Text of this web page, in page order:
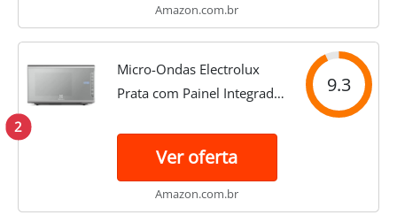
Amazon.com.br
2
Micro-Ondas Electrolux
Prata com Painel Integrado
9.3
Ver oferta
Amazon.com.br